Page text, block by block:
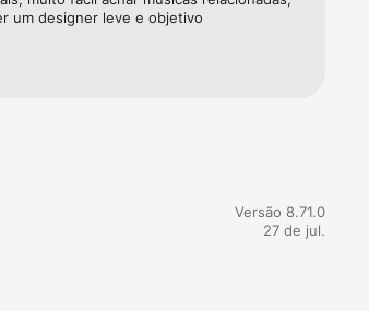
um designer leve e objetivo
Versão 8.71.0
27 de jul.